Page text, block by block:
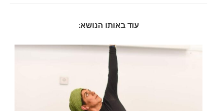
עוד באותו הנושא: